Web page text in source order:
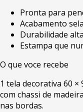
Pronta para
Acabamento
Durabilidade
Estampa que
O que voce recebe
1 tela decorativa 60
com chassi de
nas bordas.